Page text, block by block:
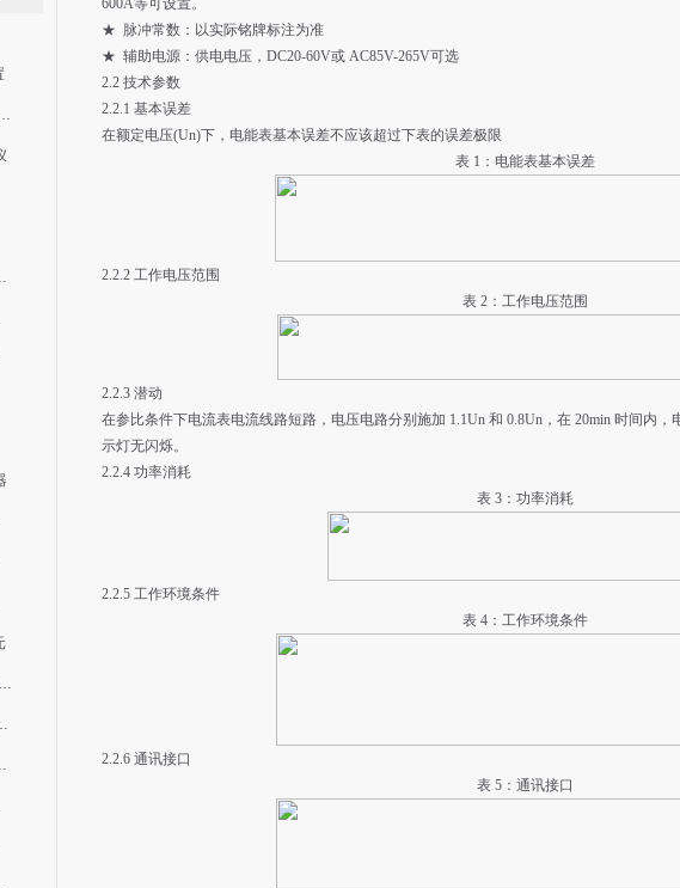
局放监测装置
温装置
ARD系列智能电动机保护器
保护装置
继电器
600A等可设置。
★ 脉冲常数：以实际铭牌标注为准
★ 辅助电源：供电电压，DC20-60V或 AC85V-265V可选
2.2 技术参数
2.2.1 基本误差
在额定电压(Un)下，电能表基本误差不应该超过下表的误差极限
表 1：电能表基本误差
2.2.2 工作电压范围
表 2：工作电压范围
2.2.3 潜动
在参比条件下电流表电流线路短路，电压电路分别施加 1.1Un 和 0.8Un，在 20min 时间内
示灯无闪烁。
2.2.4 功率消耗
表 3：功率消耗
2.2.5 工作环境条件
表 4：工作环境条件
2.2.6 通讯接口
表 5：通讯接口